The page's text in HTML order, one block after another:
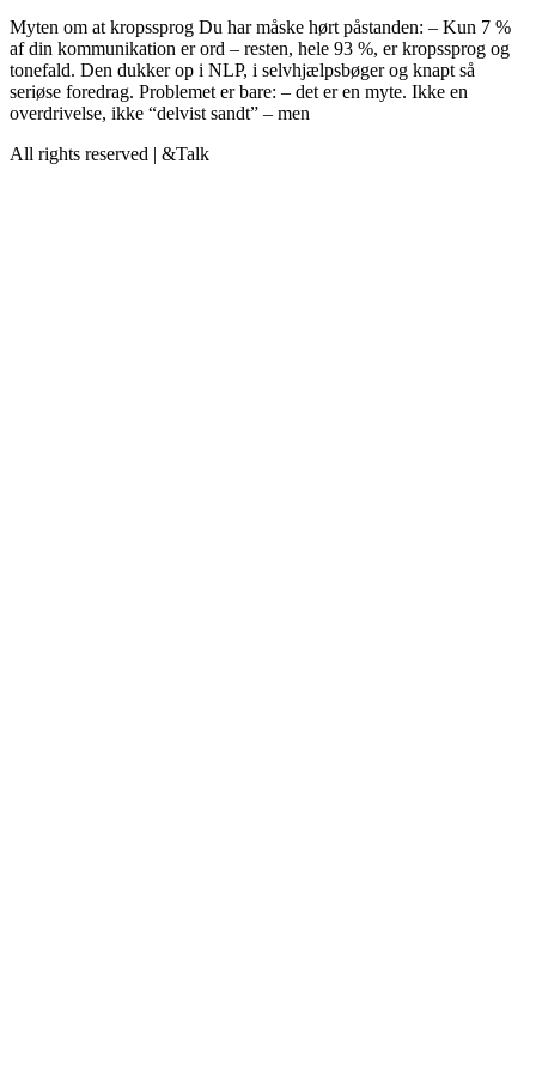
Myten om at kropssprog Du har måske hørt påstanden: – Kun 7 %
af din kommunikation er ord – resten, hele 93 %, er kropssprog og
tonefald. Den dukker op i NLP, i selvhjælpsbøger og knapt så
seriøse foredrag. Problemet er bare: – det er en myte. Ikke en
overdrivelse, ikke “delvist sandt” – men
All rights reserved | &Talk